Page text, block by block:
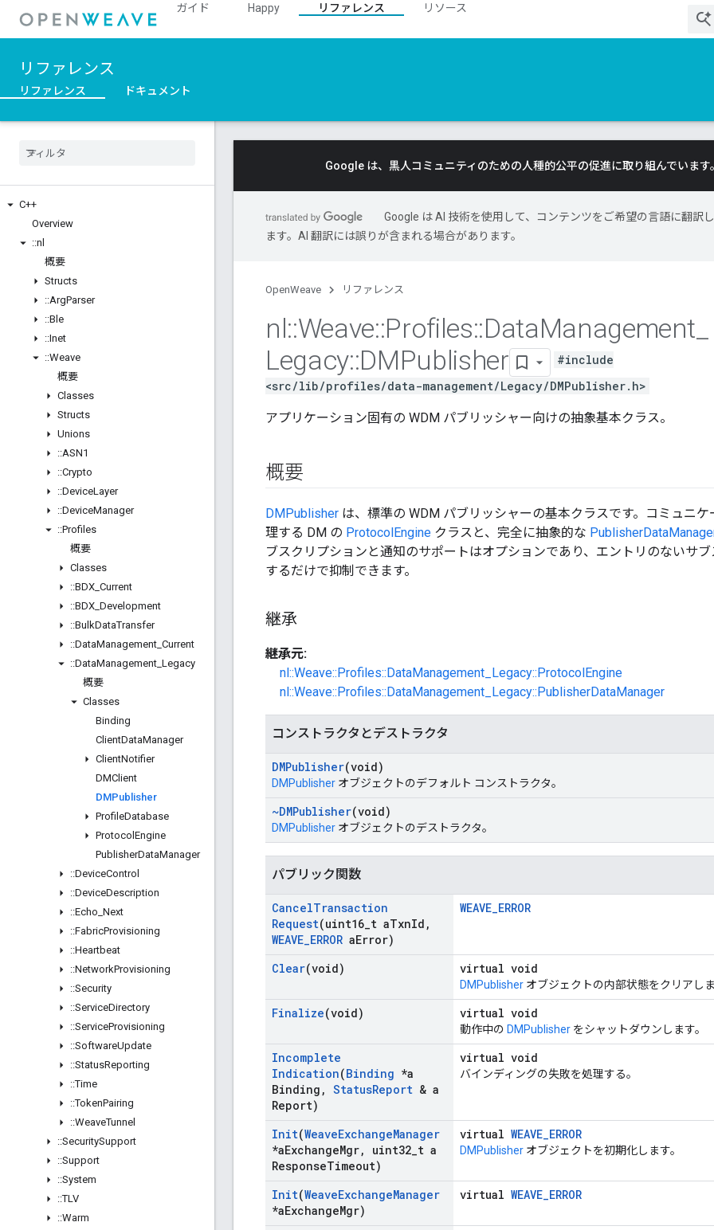
ガイド Happy リファレンス リソース
リファレンス
リファレンス ドキュメント
C++
Overview
::nl
概要
Structs
::ArgParser
::Ble
::Inet
::Weave
概要
Classes
Structs
Unions
::ASN1
::Crypto
::DeviceLayer
::DeviceManager
::Profiles
概要
Classes
::BDX Current
::BDX Development
::BulkDataTransfer
::DataManagement Current
::DataManagement Legacy
概要
Classes
Binding
ClientDataManager
ClientNotifier
DMClient
DMPublisher
ProfileDatabase
Protocol Engine
PublisherDataManager
::DeviceControl
::DeviceDescription
::Echo Next
::FabricProvisioning
::Heartbeat
::NetworkProvisioning
::Security
::ServiceDirectory
::ServiceProvisioning
::SoftwareUpdate
::StatusReporting
::Time
::TokenPairing
::WeaveTunnel
::SecuritySupport
::Support
::System
::TLV
::Warm
Google は、黒人コミュニティのための人種的公平の促進に取り組んでいます
Google は AI 技術を使用して、コンテンツをご希望の言語に翻訳
ます。AI 翻訳には誤りが含まれる場合があります。
OpenWeave リファレンス
nl::Weave::Profiles::DataManagement
Legacy::DMPublisher
#include
<src/lib/profiles/data-management/Legacy/DMPublisher.h>
アプリケーション固有の WDM パブリッシャー向けの抽象基本クラス。
概要
DMPublisher は、標準の WDM パブリッシャーの基本クラスです。コミュニ
理する DM の ProtocolEngine クラスと、完全に抽象的な
ブスクリプションと通知のサポートはオプションであり、エントリのないサ
するだけで抑制できます。
継承
継承元:
nl::Weave::Profiles::DataManagement_Legacy::ProtocolEngine
nl::Weave::Profiles::DataManagement_Legacy::PublisherDataManager
コンストラクタとデストラクタ
DMPublisher(void)
DMPublisher オブジェクトのデフォルト コンストラクタ。
~DMPublisher(void)
DMPublisher オブジェクトのデストラクタ。
パブリック関数
CancelTransaction
Request(uint16 t aTxnId ,
WEAVE_ERROR aError)
WEAVE_ERROR
Clear(void) virtual void
DMPublisher オブジェクトの内部状態をクリアし
Finalize(void) virtual void
動作中の DMPublisher をシャットダウンします。
Incomplete
Indication(Binding *a
Binding , StatusReport & a
Report)
virtual void
バインディングの失敗を処理する。
Init(WeaveExchangeManager
*aExchangeMgr, uint32 t a
ResponseTimeout)
virtual WEAVE_ERROR
DMPublisher オブジェクトを初期化します。
Init(WeaveExchangeManager
*aExchangeMgr)
virtual WEAVE_ERROR